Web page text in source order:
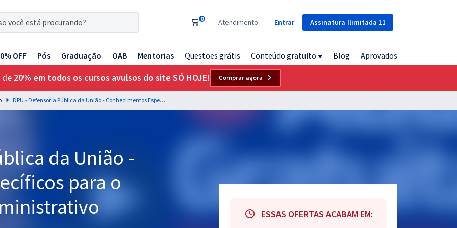
Assinatura Ilimitada 11
0 Atendimento Entrar
OFF Pós Graduação OAB Mentorias Questões grátis Conteúdo gratuito Blog Aprovados
de 20% em todos os cursos avulsos do site SÓ HOJE! Comprar agora
DPU - Defensoria Pública da União - Conhecimentos Específicos para o Cargo de Agente Administrativo
da União -
para o
ESSAS OFERTAS ACABAM EM: